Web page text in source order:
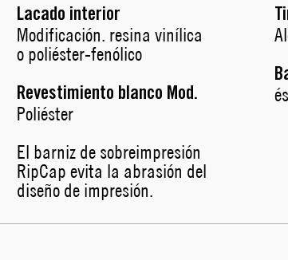
Lacado interior
Modificación. resina vinílica
o poliéster-fenólico
Revestimiento blanco Mod.
Poliéster
El barniz de sobreimpresión
RipCap evita la abrasión del
diseño de impresión.